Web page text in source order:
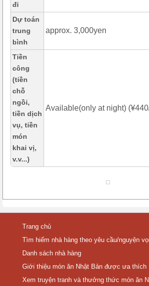
đi
Dự toán
trung
bình
approx. 3,000yen
Tiền
công
(tiền
chỗ
ngồi,
tiền dịch
vụ, tiền
món
khai vị,
v.v...)
Available(only at night)
Trang chủ
Tìm hiếm nhà hàng theo yêu cầu/nguyện
Danh sách nhà hàng
Giới thiệu món ăn Nhật Bản được ưa thích
Xem truyện tranh và thưởng thức món ăn